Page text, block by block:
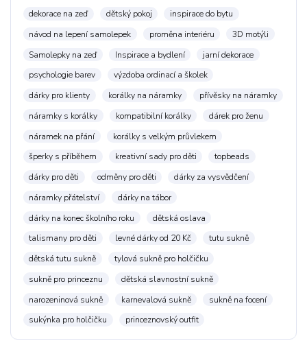
dekorace na zeď dětský pokoj
inspirace do bytu
návod na lepení samolepek
proměna interiéru
3D motýli
Samolepky na zeď
Inspirace a bydlení
jarní dekorace
psychologie barev
výzdoba ordinací a školek
dárky pro klienty
korálky na náramky
přívěsky na náramky
náramky s korálky
kompatibilní korálky
dárek pro ženu
náramek na přání
korálky s velkým průvlekem
šperky s příběhem
kreativní sady pro děti
topbeads
dárky pro děti
odměny pro děti
dárky za vysvědčení
náramky přátelství
dárky na tábor
dárky na konec školního roku
dětská oslava
talismany pro děti
levné dárky od 20 Kč
tutu sukně
dětská tutu sukně
tylová sukně pro holčičku
sukně pro princeznu
dětská slavnostní sukně
narozeninová sukně
karnevalová sukně
sukně na focení
sukýnka pro holčičku
princeznovský outfit